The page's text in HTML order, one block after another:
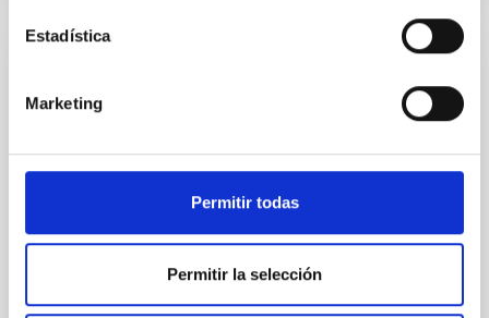
Estadística
Marketing
Permitir todas
Permitir la selección
Stephen Hawking, hoy protagonista
El cosmólogo y físico teórico Stephen Hawking, que
recientemente fue nombrado Profesor Honorario del
protagonista absoluto de la primera sesión –
de la BBC-, del tercer día del festival Starmus en
Tenerife. En su charla, titulada “Mi breve historia”,